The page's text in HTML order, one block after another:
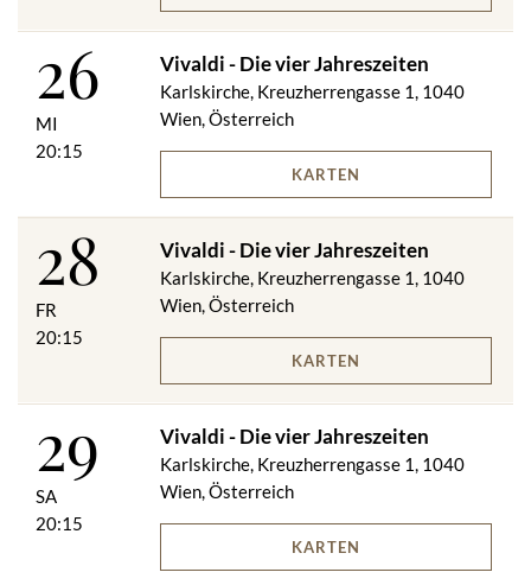
26
MI
20:15
Vivaldi - Die vier Jahreszeiten
Karlskirche, Kreuzherrengasse 1, 1040
Wien, Österreich
KARTEN
28
FR
20:15
Vivaldi - Die vier Jahreszeiten
Karlskirche, Kreuzherrengasse 1, 1040
Wien, Österreich
KARTEN
29
SA
20:15
Vivaldi - Die vier Jahreszeiten
Karlskirche, Kreuzherrengasse 1, 1040
Wien, Österreich
KARTEN